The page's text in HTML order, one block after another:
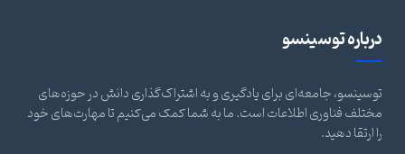
درباره توسینسو
توسینسو، جامعه‌ای برای یادگیری و به اشتراک‌گذاری دانش در حوزه‌های
مختلف فناوری اطلاعات است. ما به شما کمک می‌کنیم تا مهارت‌های خود
را ارتقا دهید.